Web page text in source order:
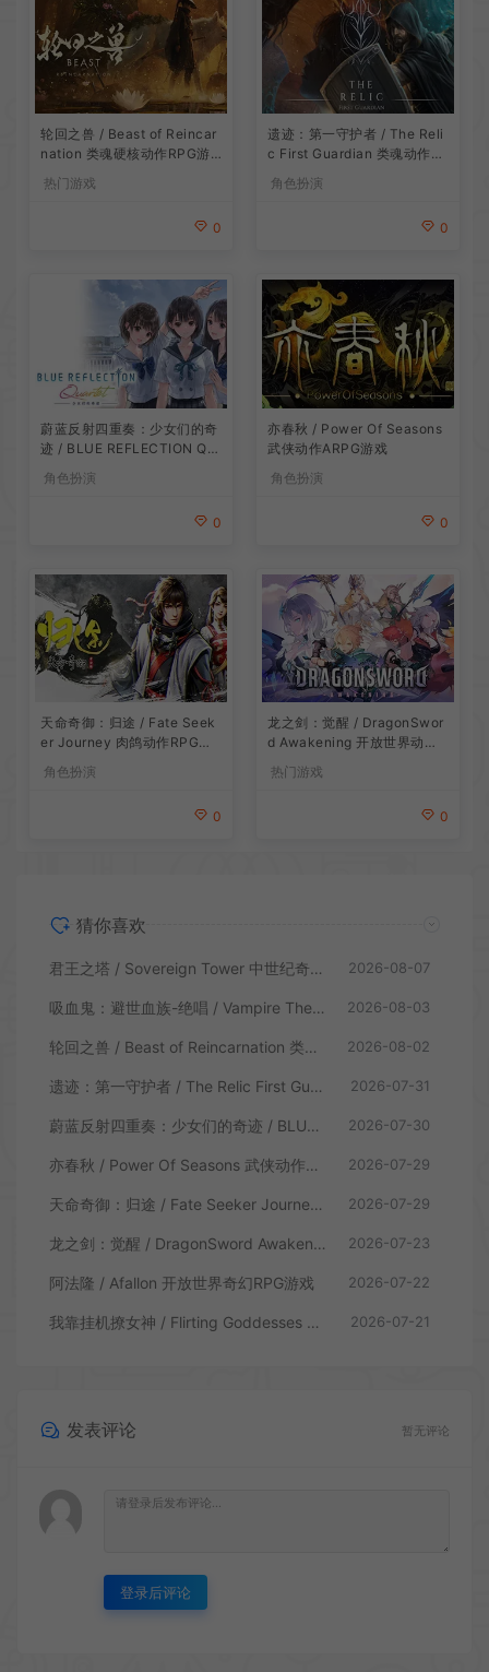
轮回之兽 / Beast of Reincar
nation 类魂硬核动作RPG游
热门游戏
0
遗迹：第一守护者 / The Reli
c First Guardian 类魂动作R
角色扮演
0
蔚蓝反射四重奏：少女们的奇
迹 / BLUE REFLECTION Qu
角色扮演
0
亦春秋 / Power Of Seasons
武侠动作ARPG游戏
角色扮演
0
天命奇御：归途 / Fate Seek
er Journey 肉鸽动作RPG游
角色扮演
0
龙之剑：觉醒 / DragonSwor
d Awakening 开放世界动作R
热门游戏
0
猜你喜欢
君王之塔 / Sovereign Tower 中世纪奇幻模拟RPG游戏 2026-08-07
吸血鬼：避世血族-绝唱 / Vampire The Masquerade Swansong 2026-08-03
轮回之兽 / Beast of Reincarnation 类魂硬核动作RPG游戏 2026-08-02
遗迹：第一守护者 / The Relic First Guardian 类魂动作RPG游戏 2026-07-31
蔚蓝反射四重奏：少女们的奇迹 / BLUE REFLECTION Quartet 卡通回合制RPG游戏 2026-07-30
亦春秋 / Power Of Seasons 武侠动作ARPG游戏 2026-07-29
天命奇御：归途 / Fate Seeker Journey 肉鸽动作RPG游戏 2026-07-29
龙之剑：觉醒 / DragonSword Awakening 开放世界动作RPG游戏 2026-07-23
阿法隆 / Afallon 开放世界奇幻RPG游戏 2026-07-22
我靠挂机撩女神 / Flirting Goddesses by AFK 休闲放置RPG游戏 2026-07-21
发表评论 暂无评论
登录后评论